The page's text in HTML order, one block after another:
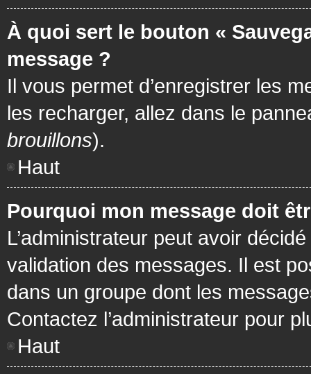
À quoi sert le bouton «
message ?
Il vous permet d’enregistrer les
les recharger, allez dans le
brouillons).
Haut
Pourquoi mon message doit
L’administrateur peut avoir
validation des messages. Il est
dans un groupe dont les
Contactez l’administrateur pour
Haut